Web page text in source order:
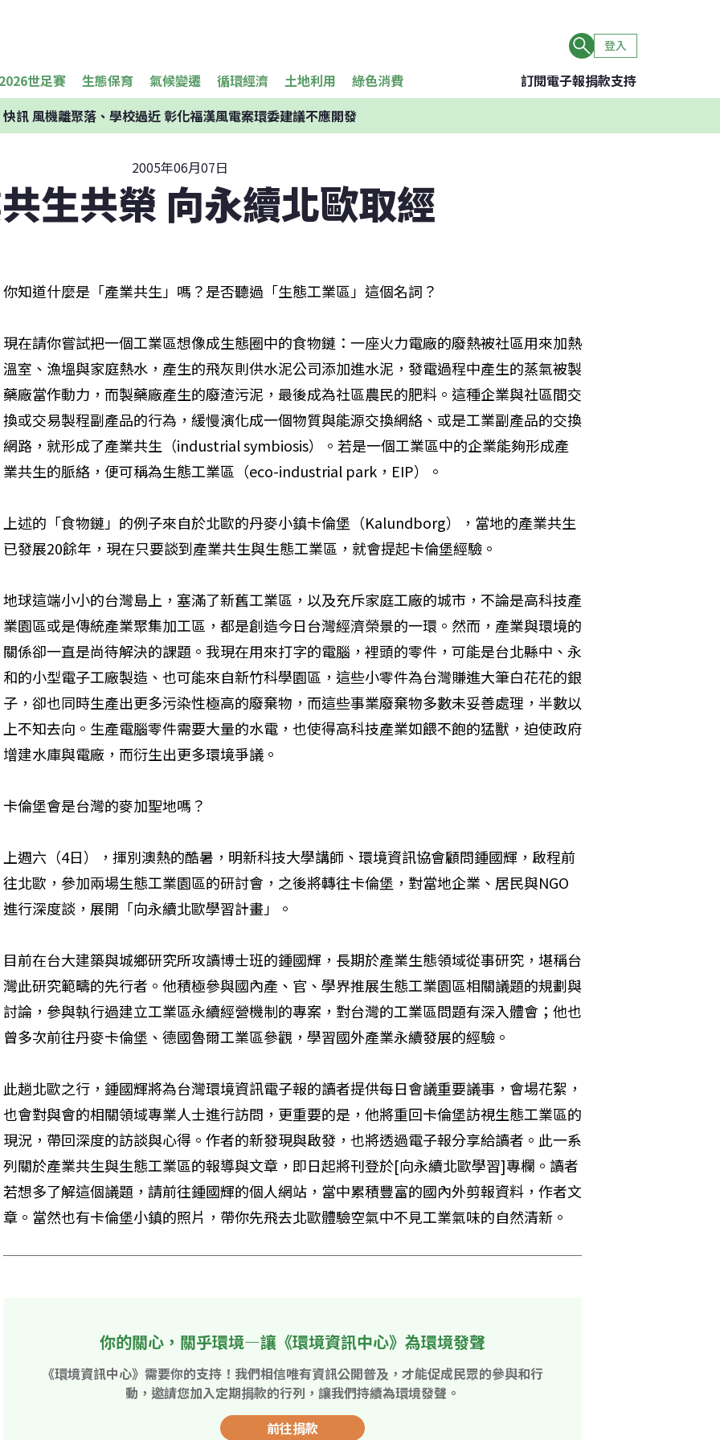
登入
世足賽 生態保育 氣候變遷 循環經濟 土地利用 綠色消費 訂閱電子報捐款支持
快訊風機離聚落、學校過近 彰化福漢風電案環委建議不應開發
2005年06月07日
生共榮 向永續北歐取經
你知道什麼是「產業共生」嗎？是否聽過「生態工業區」這個名詞？
現在請你嘗試把一個工業區想像成生態圈中的食物鏈：一座火力電廠的廢熱被社區用來加熱
溫室、漁塭與家庭熱水，產生的飛灰則供水泥公司添加進水泥，發電過程中產生的蒸氣被製
藥廠當作動力，而製藥廠產生的廢渣污泥，最後成為社區農民的肥料。這種企業與社區間交
換或交易製程副產品的行為，緩慢演化成一個物質與能源交換網絡、或是工業副產品的交換
網路，就形成了產業共生（industrial symbiosis）。若是一個工業區中的企業能夠形成產
業共生的脈絡，便可稱為生態工業區（eco-industrial park，EIP）。
上述的「食物鏈」的例子來自於北歐的丹麥小鎮卡倫堡（Kalundborg），當地的產業共生
已發展20餘年，現在只要談到產業共生與生態工業區，就會提起卡倫堡經驗。
地球這端小小的台灣島上，塞滿了新舊工業區，以及充斥家庭工廠的城市，不論是高科技產
業園區或是傳統產業聚集加工區，都是創造今日台灣經濟榮景的一環。然而，產業與環境的
關係卻一直是尚待解決的課題。我現在用來打字的電腦，裡頭的零件，可能是台北縣中、永
和的小型電子工廠製造、也可能來自新竹科學園區，這些小零件為台灣賺進大筆白花花的銀
子，卻也同時生產出更多污染性極高的廢棄物，而這些事業廢棄物多數未妥善處理，半數以
上不知去向。生產電腦零件需要大量的水電，也使得高科技產業如餵不飽的猛獸，迫使政府
增建水庫與電廠，而衍生出更多環境爭議。
卡倫堡會是台灣的麥加聖地嗎？
上週六（4日），揮別澳熱的酷暑，明新科技大學講師、環境資訊協會顧問鍾國輝，啟程前
往北歐，參加兩場生態工業園區的研討會，之後將轉往卡倫堡，對當地企業、居民與NGO
進行深度談，展開「向永續北歐學習計畫」。
目前在台大建築與城鄉研究所攻讀博士班的鍾國輝，長期於產業生態領域從事研究，堪稱台
灣此研究範疇的先行者。他積極參與國內產、官、學界推展生態工業園區相關議題的規劃與
討論，參與執行過建立工業區永續經營機制的專案，對台灣的工業區問題有深入體會；他也
曾多次前往丹麥卡倫堡、德國魯爾工業區參觀，學習國外產業永續發展的經驗。
此趟北歐之行，鍾國輝將為台灣環境資訊電子報的讀者提供每日會議重要議事，會場花絮，
也會對與會的相關領域專業人士進行訪問，更重要的是，他將重回卡倫堡訪視生態工業區的
現況，帶回深度的訪談與心得。作者的新發現與啟發，也將透過電子報分享給讀者。此一系
列關於產業共生與生態工業區的報導與文章，即日起將刊登於[向永續北歐學習]專欄。讀者
若想多了解這個議題，請前往鍾國輝的個人網站，當中累積豐富的國內外剪報資料，作者文
章。當然也有卡倫堡小鎮的照片，帶你先飛去北歐體驗空氣中不見工業氣味的自然清新。
你的關心，關乎環境—讓《環境資訊中心》為環境發聲
《環境資訊中心》需要你的支持！我們相信唯有資訊公開普及，才能促成民眾的參與和行
動，邀請您加入定期捐款的行列，讓我們持續為環境發聲。
前往捐款